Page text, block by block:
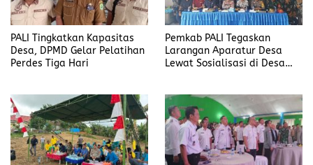
PALI Tingkatkan Kapasitas
Desa, DPMD Gelar Pelatihan
Perdes Tiga Hari
Pemkab PALI Tegaskan
Larangan Aparatur Desa
Lewat Sosialisasi di Desa